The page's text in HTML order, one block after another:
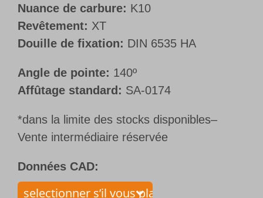
Nuance de carbure: K10
Revêtement: XT
Douille de fixation: DIN 6535 HA
Angle de pointe: 140º
Affûtage standard: SA-0174
*dans la limite des stocks disponibles–
Vente intermédiaire réservée
Données CAD: